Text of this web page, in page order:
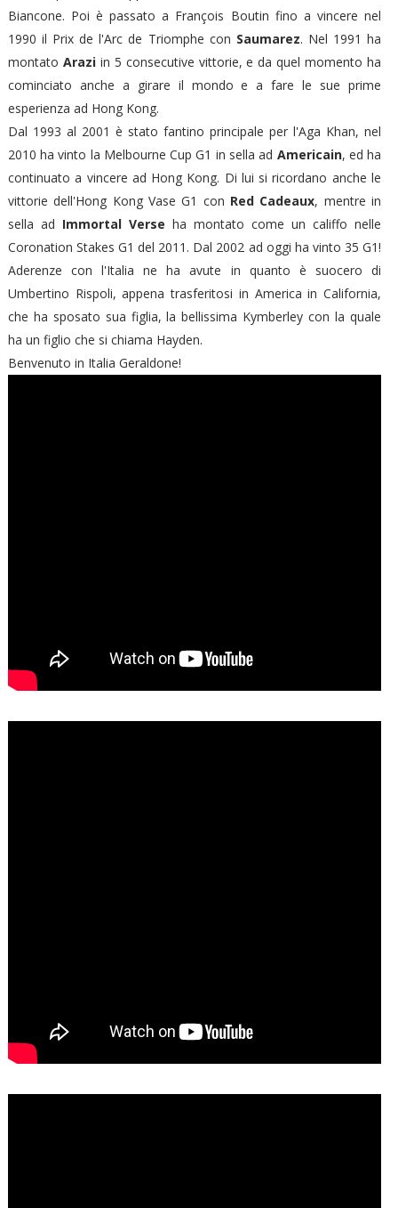
Biancone. Poi è passato a François Boutin fino a vincere nel
1990 il Prix de l'Arc de Triomphe con Saumarez. Nel 1991 ha
montato Araziin 5 consecutive vittorie, e da quel momento ha
cominciato anche a girare il mondo e a fare le sue prime
esperienza ad Hong Kong.
Dal 1993 al 2001 è stato fantino principale per l'Aga Khan, nel
2010 ha vinto la Melbourne Cup G1 in sella ad Americain, ed ha
continuato a vincere ad Hong Kong. Di lui si ricordano anche le
vittorie dell'Hong Kong Vase G1 con Red Cadeaux, mentre in
sella ad Immortal Verse ha montato come un califfo nelle
Coronation Stakes G1 del 2011. Dal 2002 ad oggi ha vinto 35 G1!
Aderenze con l'Italia ne ha avute in quanto è suocero di
Umbertino Rispoli, appena trasferitosi in America in California,
che ha sposato sua figlia, la bellissima Kymberley con la quale
ha un figlio che si chiama Hayden.
Benvenuto in Italia Geraldone!